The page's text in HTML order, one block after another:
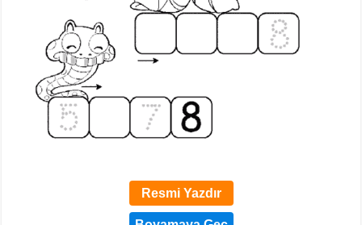
Resmi Yazdır